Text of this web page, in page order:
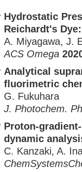
Hydrostatic
Reichardt's
A. Miyagawa, J.
ACS Omega
Analytical
fluorimetric
G. Fukuhara
J. Photochem.
Proton-
dynamic
C. Kanzaki, A.